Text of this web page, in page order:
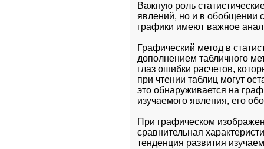
Важную роль
явлений, но и в обобщении
графики имеют важное
Графический метод в
дополнением табличного
глаз ошибки расчетов,
при чтении таблиц могут
это обнаруживается на
изучаемого явления, его
При графическом
сравнительная
тенденция развития